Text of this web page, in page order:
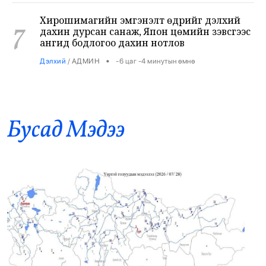
Дэлхий/ АДМИН -6 цаг -4 минутын өмнө
иргэдэд мэдээлж байна
Парламент/Х. Болормаа • -4 цаг -10 минутын өмнө
10 Завьт эргүүлүүд живж байсан хүнийг аварлаа
Баримт тайлбар АДМИН -3 цаг -47 минутын өмнө
Бусад Mэдээ